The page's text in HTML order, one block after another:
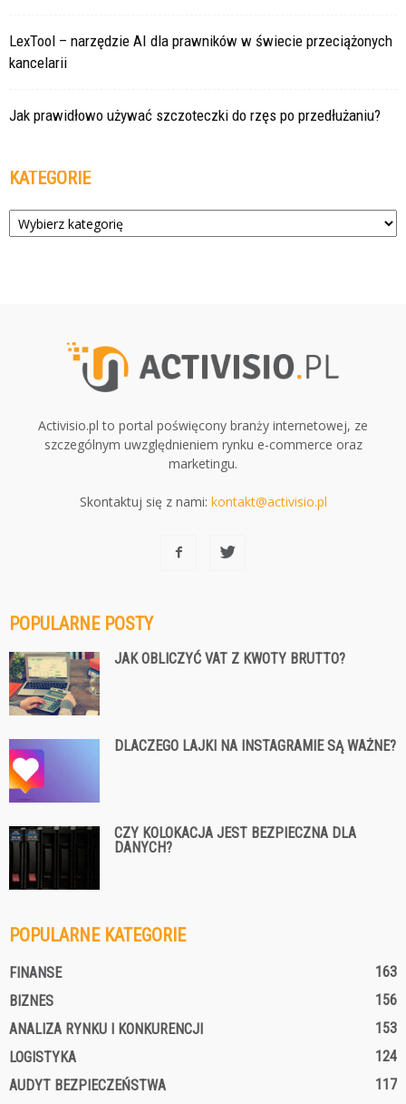
LexTool – narzędzie AI dla prawników w świecie przeciążonych
kancelarii
Jak prawidłowo używać szczoteczki do rzęs po przedłużaniu?
KATEGORIE
Kategorie
Activisio.pl to portal poświęcony branży internetowej, ze
szczególnym uwzględnieniem rynku e-commerce oraz
marketingu.
Skontaktuj się z nami: kontakt@activisio.pl
POPULARNE POSTY
JAK OBLICZYĆ VAT Z KWOTY BRUTTO?
DLACZEGO LAJKI NA INSTAGRAMIE SĄ WAŻNE?
CZY KOLOKACJA JEST BEZPIECZNA DLA
DANYCH?
POPULARNE KATEGORIE
FINANSE
163
BIZNES
156
ANALIZA RYNKU I KONKURENCJI
153
LOGISTYKA
124
AUDYT BEZPIECZEŃSTWA
117